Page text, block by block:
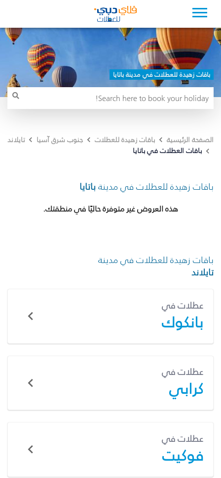
باقات زهيدة للعطلات في مدينة باتايا
الصفحة الرئيسية باقات زهيدة للعطلات جنوب شرق آسيا
تايلاند
باقات العطلات في باتايا
باقات زهيدة للعطلات في مدينة باتايا
هذه العروض غير متوفرة حاليًا في منطقتك.
باقات زهيدة للعطلات في مدينة
تايلاند
عطلات في
بانكوك
عطلات في
كرابي
عطلات في
فوكيت